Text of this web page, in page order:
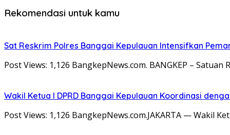
Rekomendasi untuk kamu
Sat Reskrim Polres Banggai Kepulauan Intensifkan
Post Views: 1,126 BangkepNews.com. BANGKEP –
Wakil Ketua I DPRD Banggai Kepulauan Koordinasi
Post Views: 1,126 BangkepNews.com.JAKARTA — Wakil